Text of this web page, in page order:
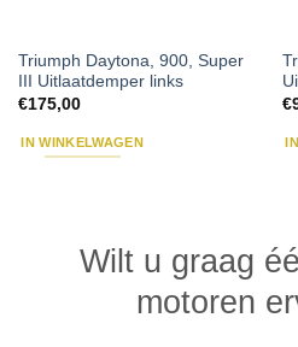
Triumph Daytona, 900, Super
III Uitlaatdemper links
€175,00
IN WINKELWAGEN
€
Wilt u graag
motoren